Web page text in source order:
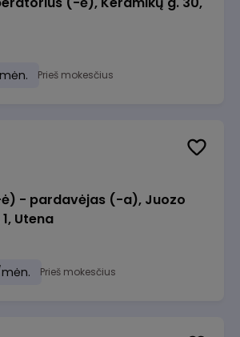
Prieš mokesčius
- pardavėjas (-a), Juozo
Utena
Prieš mokesčius